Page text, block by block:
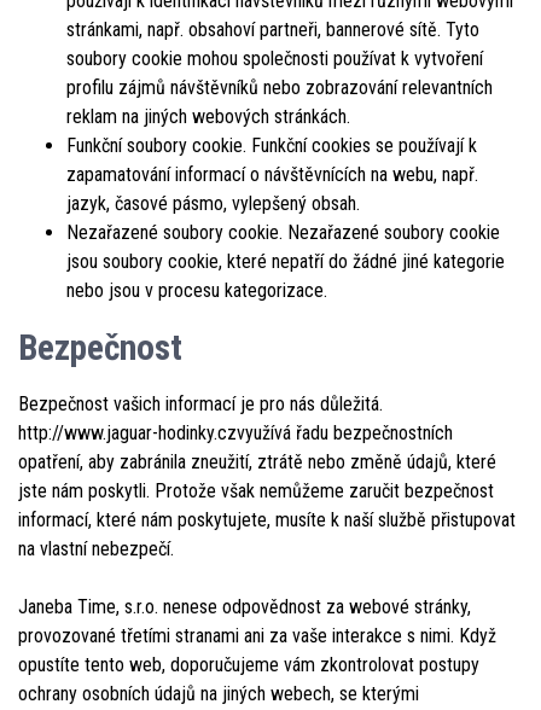
stránkami, např. obsahoví partneři, bannerové sítě. Tyto
soubory cookie mohou společnosti používat k vytvoření
profilu zájmů návštěvníků nebo zobrazování relevantních
reklam na jiných webových stránkách.
Funkční soubory cookie. Funkční cookies se používají k
zapamatování informací o návštěvnících na webu, např.
jazyk, časové pásmo, vylepšený obsah.
Nezařazené soubory cookie. Nezařazené soubory cookie
jsou soubory cookie, které nepatří do žádné jiné kategorie
nebo jsou v procesu kategorizace.
Bezpečnost
Bezpečnost vašich informací je pro nás důležitá.
http://www.jaguar-hodinky.czvyužívá řadu bezpečnostních
opatření, aby zabránila zneužití, ztrátě nebo změně údajů, které
jste nám poskytli. Protože však nemůžeme zaručit bezpečnost
informací, které nám poskytujete, musíte k naší službě přistupovat
na vlastní nebezpečí.
Janeba Time, s.r.o. nenese odpovědnost za webové stránky,
provozované třetími stranami ani za vaše interakce s nimi. Když
opustíte tento web, doporučujeme vám zkontrolovat postupy
ochrany osobních údajů na jiných webech, se kterými